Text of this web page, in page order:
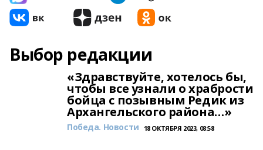
Выбор редакции
«Здравствуйте, хотелось бы,
чтобы все узнали о храбрости
бойца с позывным Редик из
Архангельского района…»
Победа. Новости 18 ОКТЯБРЯ 2023, 08:58